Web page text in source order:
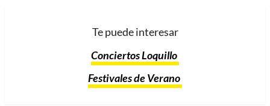
Te puede interesar
Conciertos Loquillo
Festivales de Verano